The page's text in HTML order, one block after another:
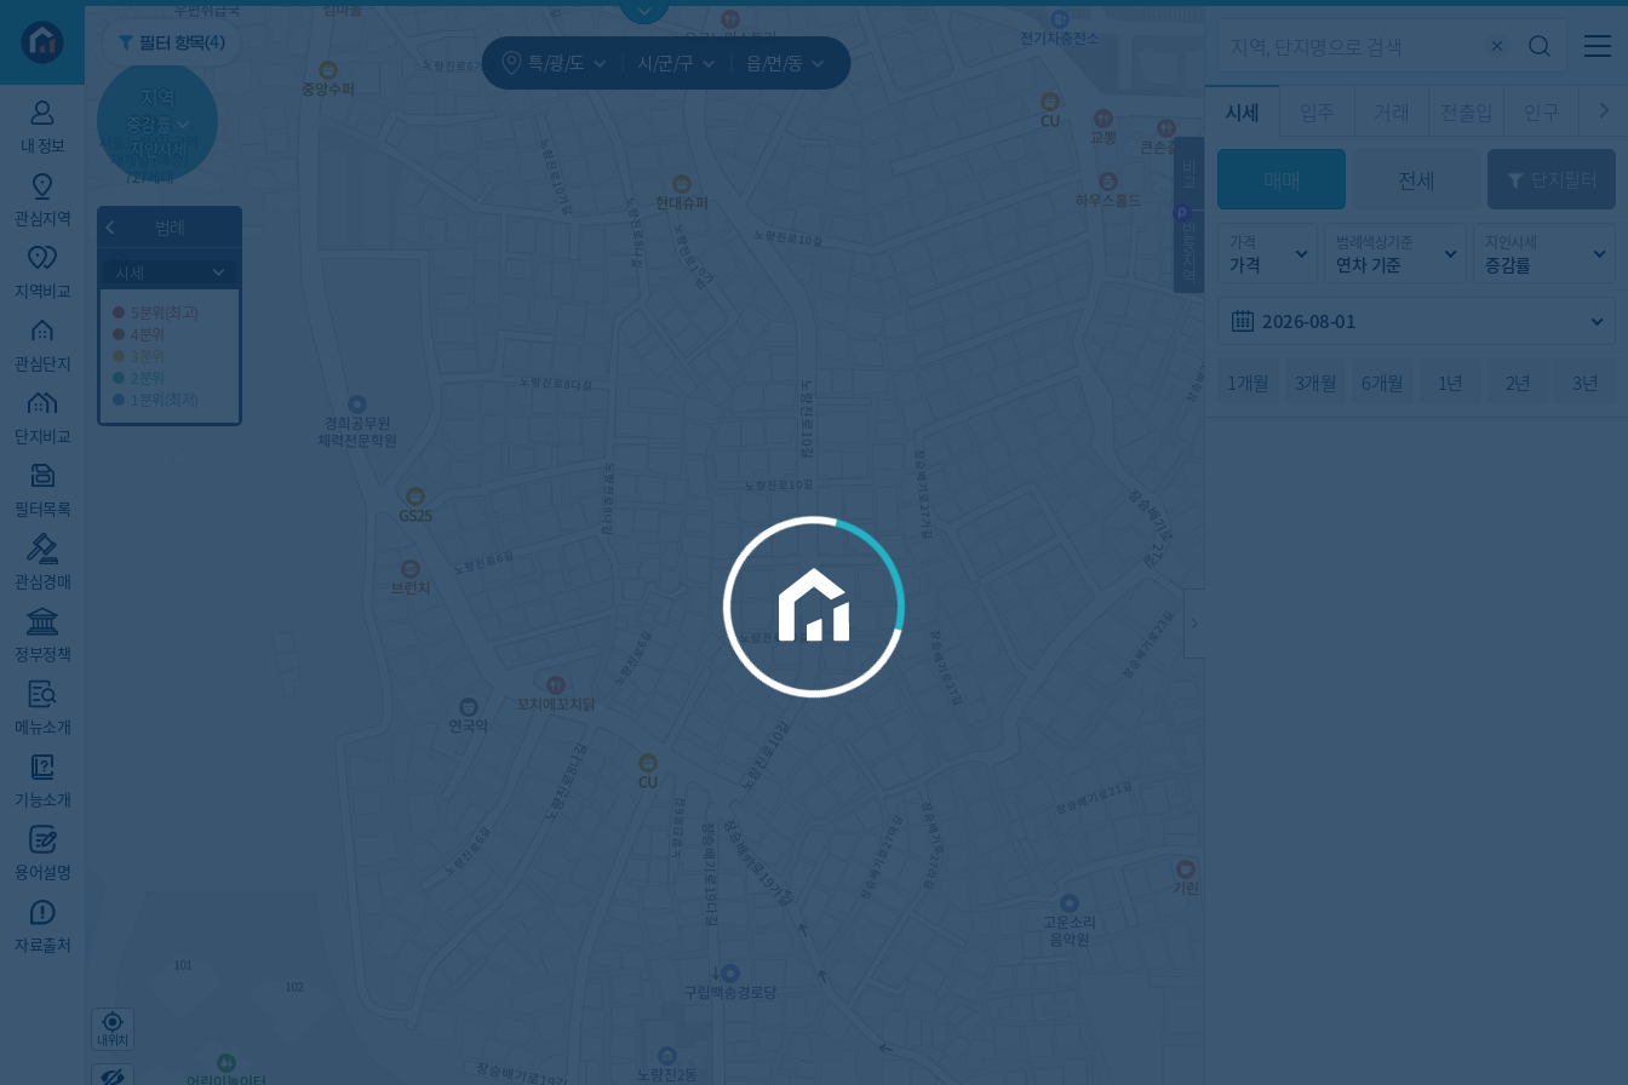
지역분석
시세 지도 거래 지도 전출입 지도
인구 지도
경제 지도
TOP10 미분양 전출입
인구/세대수
원클릭 리포트
소유자 정보
서비스개발문의
공지사항 자유 게시판 질문 게시판
자주하는 질문
이벤트
내 정보
관심지역
지역비교
관심단지
단지비교
필터목록
관심경매
정부정책
메뉴소개
기능소개
용어설명
자료출처
필터 항목(4)
특/광/도 시/군/구 읍/면/동
지역
증감률
지인시세
범례
시세
5분위(최고)
4분위
3분위
2분위
1분위(최저)
내위치
시세 입주 전출입
인구
반
매매 전세
가격
가격
범례색상기준
연차 기준
지인시세
증감률
2026-08-01
1개월 3개월 6개월 1년 2년 3년